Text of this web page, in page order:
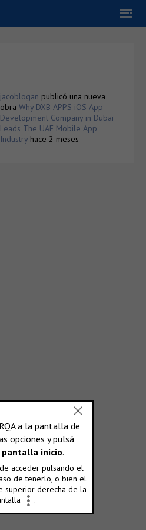
jacoblogan publicó una nueva
obra Why DXB APPS iOS App
Development Company in Dubai
Leads The UAE Mobile App
Industry hace 2 meses